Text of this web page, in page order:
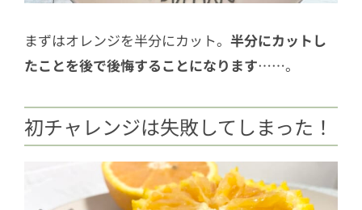
まずはオレンジを半分にカット。 半分にカットし
たことを後で後悔することになります……。
初チャレンジは失敗してしまった！